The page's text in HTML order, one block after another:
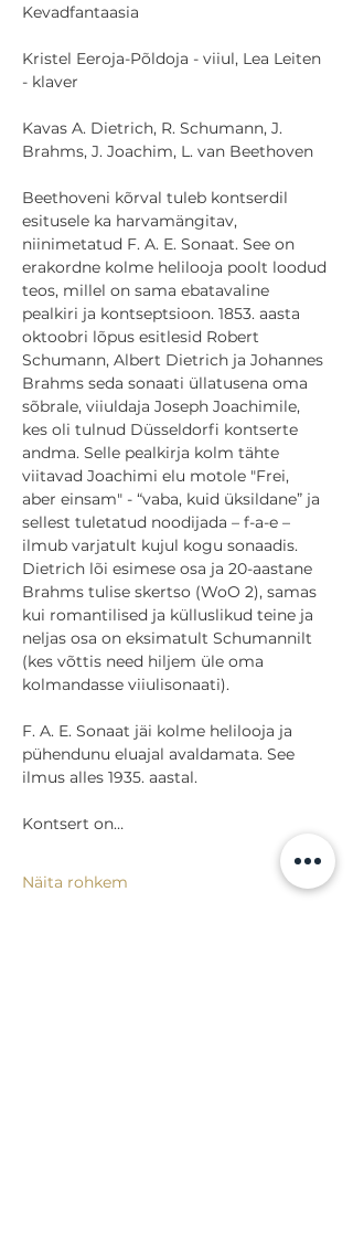
Kevadfantaasia
Kristel Eeroja-Põldoja - viiul, Lea Leiten
- klaver
Kavas A. Dietrich, R. Schumann, J.
Brahms, J. Joachim, L. van Beethoven
Beethoveni kõrval tuleb kontserdil
esitusele ka harvamängitav,
niinimetatud F. A. E. Sonaat. See on
erakordne kolme helilooja poolt loodud
teos, millel on sama ebatavaline
pealkiri ja kontseptsioon. 1853. aasta
oktoobri lõpus esitlesid Robert
Schumann, Albert Dietrich ja Johannes
Brahms seda sonaati üllatusena oma
sõbrale, viiuldaja Joseph Joachimile,
kes oli tulnud Düsseldorfi kontserte
andma. Selle pealkirja kolm tähte
viitavad Joachimi elu motole "Frei,
aber einsam" - “vaba, kuid üksildane” ja
sellest tuletatud noodijada – f-a-e –
ilmub varjatult kujul kogu sonaadis.
Dietrich lõi esimese osa ja 20-aastane
Brahms tulise skertso (WoO 2), samas
kui romantilised ja külluslikud teine ja
neljas osa on eksimatult Schumannilt
(kes võttis need hiljem üle oma
kolmandasse viiulisonaati).
F. A. E. Sonaat jäi kolme helilooja ja
pühendunu eluajal avaldamata. See
ilmus alles 1935. aastal.
Kontsert on…
Näita rohkem